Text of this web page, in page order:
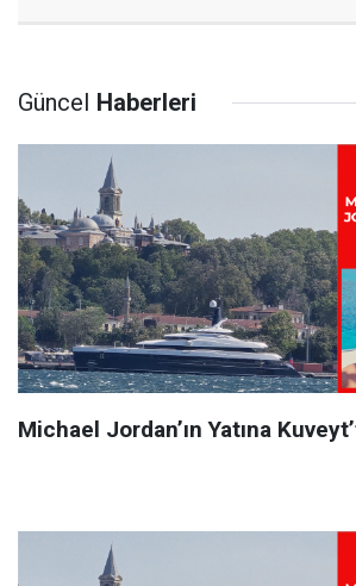
Güncel Haberleri
Michael Jordan’ın Yatına